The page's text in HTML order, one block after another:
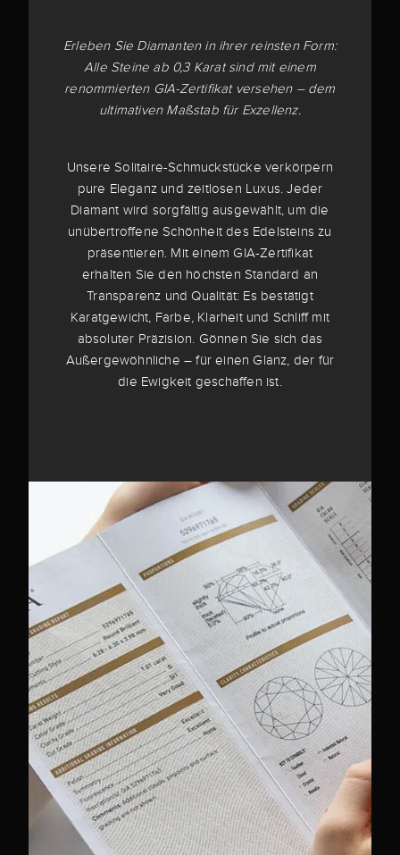
Erleben Sie Diamanten in ihrer reinsten Form:
Alle Steine ab 0,3 Karat sind mit einem
renommierten GIA-Zertifikat versehen – dem
ultimativen Maßstab für Exzellenz.
Unsere Solitaire-Schmuckstücke verkörpern
pure Eleganz und zeitlosen Luxus. Jeder
Diamant wird sorgfältig ausgewählt, um die
unübertroffene Schönheit des Edelsteins zu
präsentieren. Mit einem GIA-Zertifikat
erhalten Sie den höchsten Standard an
Transparenz und Qualität: Es bestätigt
Karatgewicht, Farbe, Klarheit und Schliff mit
absoluter Präzision. Gönnen Sie sich das
Außergewöhnliche – für einen Glanz, der für
die Ewigkeit geschaffen ist.